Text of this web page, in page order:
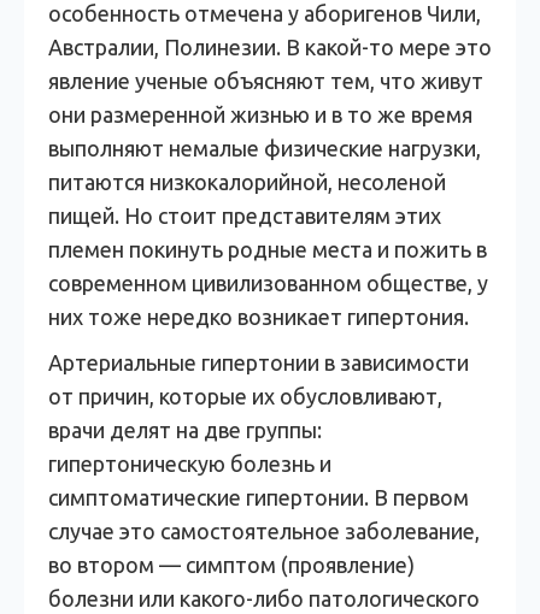
особенность отмечена у аборигенов Чили,
Австралии, Полинезии. В какой-то мере это
явление ученые объясняют тем, что живут
они размеренной жизнью и в то же время
выполняют немалые физические нагрузки,
питаются низкокалорийной, несоленой
пищей. Но стоит представителям этих
племен покинуть родные места и пожить в
современном цивилизованном обществе, у
них тоже нередко возникает гипертония.
Артериальные гипертонии в зависимости
от причин, которые их обусловливают,
врачи делят на две группы:
гипертоническую болезнь и
симптоматические гипертонии. В первом
случае это самостоятельное заболевание,
во втором — симптом (проявление)
болезни или какого-либо патологического